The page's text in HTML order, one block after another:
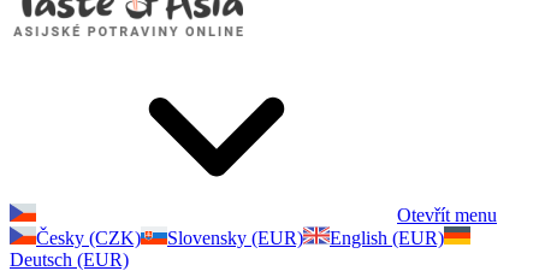
Otevřít menu
Česky (CZK)
Slovensky (EUR)
English (EUR)
Deutsch (EUR)